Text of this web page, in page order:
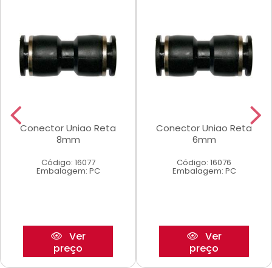
Conector Uniao Reta
8mm
Código: 16077
Embalagem: PC
Ver
preço
Conector Uniao Reta
6mm
Código: 16076
Embalagem: PC
Ver
preço